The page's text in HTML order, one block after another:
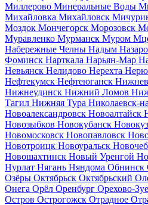
Миллерово Минеральные Воды
Михайловка Михайловск
Моздок Мончегорск Морозовск
Муравленко Мурманск Муром
Набережные Челны Надым
Фоминск Нарткала Нарьян-Мар
Невьянск Нелидово Нерехта
Нефтекумск Нефтеюганск
Нижнеудинск Нижний Ломов
Тагил Нижняя Тура Николаевск-
Новоалександровск Новоалтайск
Новозыбков Новокубанск
Новомосковск Новопавловск
Новотроицк Новоуральск
Новошахтинск Новый Уренгой
Нурлат Нягань Няндома Обнинск
Озёры Октябрьск Октябрьский
Онега Орёл Оренбург Орехово-
Остров Острогожск Отрадное